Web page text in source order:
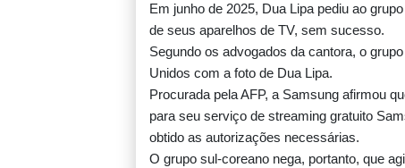
Em junho de 2025, Dua Lipa pediu ao
de seus aparelhos de TV, sem sucesso.
Segundo os advogados da cantora, o
Unidos com a foto de Dua Lipa.
Procurada pela AFP, a Samsung afirmou
para seu serviço de streaming gratuito
obtido as autorizações necessárias.
O grupo sul-coreano nega, portanto, que